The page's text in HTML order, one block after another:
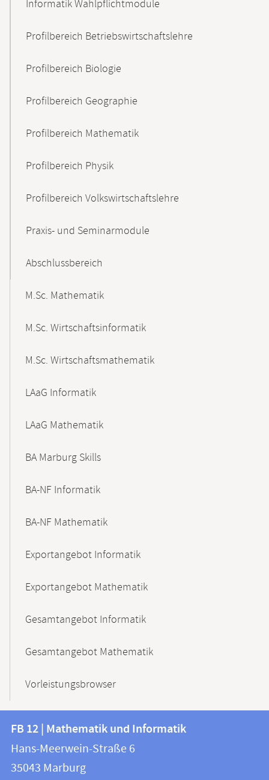
Informatik Wahlpflichtmodule
Profilbereich Betriebswirtschaftslehre
Profilbereich Biologie
Profilbereich Geographie
Profilbereich Mathematik
Profilbereich Physik
Profilbereich Volkswirtschaftslehre
Praxis- und Seminarmodule
Abschlussbereich
M.Sc. Mathematik
M.Sc. Wirtschaftsinformatik
M.Sc. Wirtschaftsmathematik
LAaG Informatik
LAaG Mathematik
BA Marburg Skills
BA-NF Informatik
BA-NF Mathematik
Exportangebot Informatik
Exportangebot Mathematik
Gesamtangebot Informatik
Gesamtangebot Mathematik
Vorleistungsbrowser
Kontakt
und
Informationen
FB
12
|
FB 12 | Mathematik und Informatik
Hans-Meerwein-Straße 6
35043 Marburg